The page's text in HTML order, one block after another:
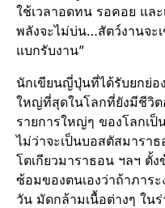
ใช้เวลาอดทน รอคอย แล
พลังจะไม่บ่น…สัตว์งานจะ
แบกรับงาน”
นักเขียนญี่ปุ่นที่ได้รับยกย่อ
ใหญ่ที่สุดในโลกที่ยังมีชีวิต
รายการใหญ่ๆ ของโลกเป็
ไม่ว่าจะเป็นบอสตัสมารา
โตเกียวมาราธอน ฯลฯ ตั้
ซ้อมของตนเองว่าถ้าภาร
วัน มัดกล้ามเนื้อต่างๆ ใน